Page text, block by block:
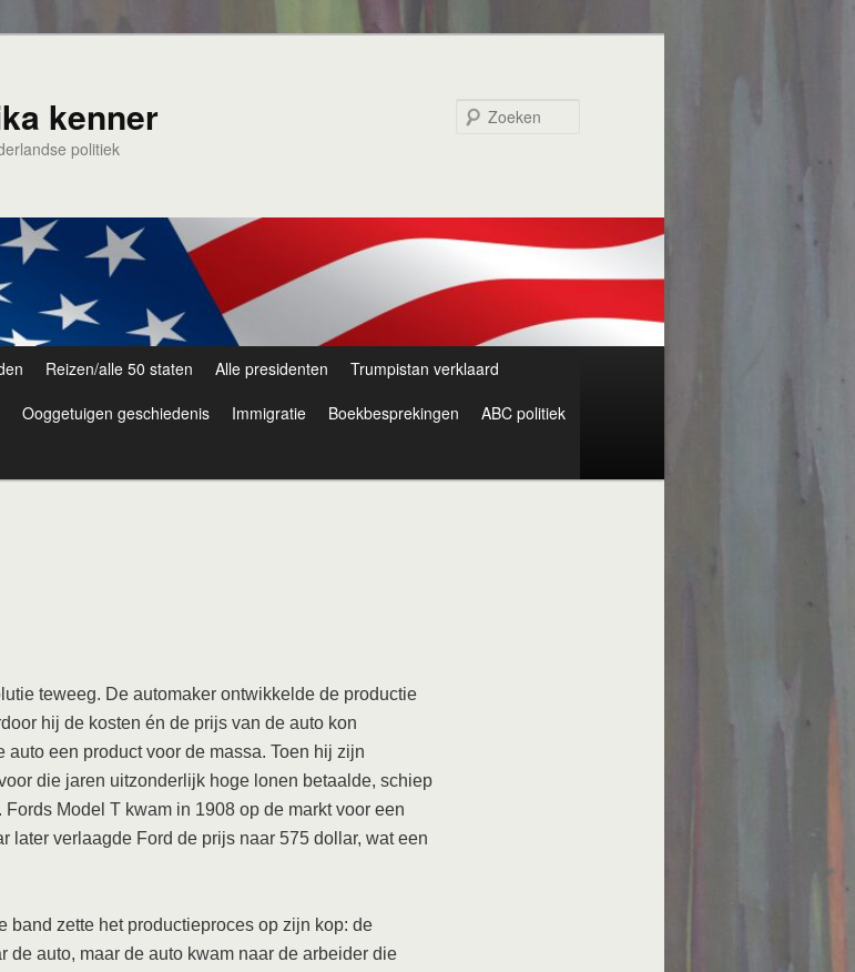
kenner
politiek
Reizen/alle 50 staten Alle presidenten
Trumpistan verklaard
Ooggetuigen geschiedenis Immigratie Boekbesprekingen
ABC politiek
teweeg. De automaker ontwikkelde de productie
hij de kosten én de prijs van de auto kon
auto een product voor de massa. Toen hij zijn
die jaren uitzonderlijk hoge lonen betaalde, schiep
Model T kwam in 1908 op de markt voor een
later verlaagde Ford de prijs naar 575 dollar, wat een
band zette het productieproces op zijn kop: de
de auto, maar de auto kwam naar de arbeider die